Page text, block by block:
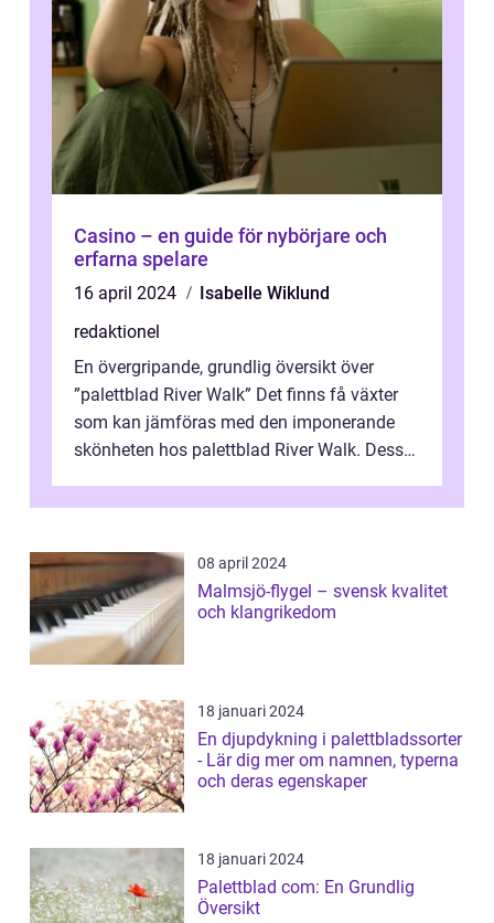
Casino – en guide för nybörjare och
erfarna spelare
16 april 2024
Isabelle Wiklund
redaktionel
En övergripande, grundlig översikt över
”palettblad River Walk” Det finns få växter
som kan jämföras med den imponerande
skönheten hos palettblad River Walk. Dess
08 april 2024
Malmsjö-flygel – svensk kvalitet
och klangrikedom
18 januari 2024
En djupdykning i palettbladssorter
- Lär dig mer om namnen, typerna
och deras egenskaper
18 januari 2024
Palettblad com: En Grundlig
Översikt